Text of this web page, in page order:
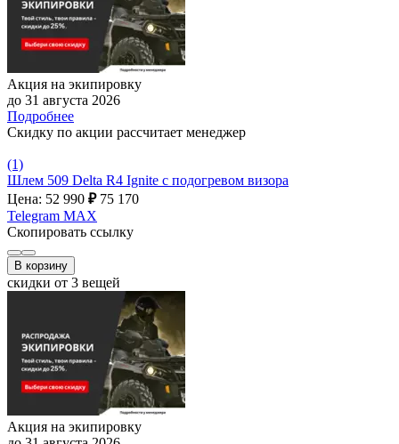
Акция на экипировку
до 31 августа 2026
Подробнее
Скидку по акции рассчитает менеджер
(1)
Шлем 509 Delta R4 Ignite с подогревом визора
Цена: 52 990 ₽ 75 170
Telegram MAX
Скопировать ссылку
В корзину
скидки от 3 вещей
Акция на экипировку